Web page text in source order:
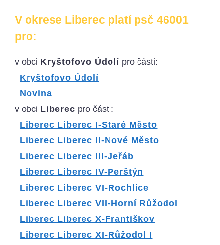
V okrese Liberec platí psč 46001
pro:
v obci Kryštofovo Údolí pro části:
Kryštofovo Údolí
Novina
v obci Liberec pro části:
Liberec Liberec I-Staré Město
Liberec Liberec II-Nové Město
Liberec Liberec III-Jeřáb
Liberec Liberec IV-Perštýn
Liberec Liberec VI-Rochlice
Liberec Liberec VII-Horní Růžodol
Liberec Liberec X-Františkov
Liberec Liberec XI-Růžodol I